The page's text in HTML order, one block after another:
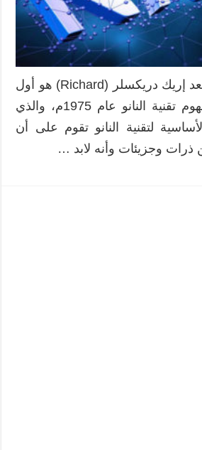
مفاهيم تقنية النانو يعد إريك دريكسلر (Richard) هو أول
من قام بصياغة مفهوم تقنية النانو عام 1975م، والذي
لتقنية النانو تقوم على أن
وجزيئات وأنه لابد …